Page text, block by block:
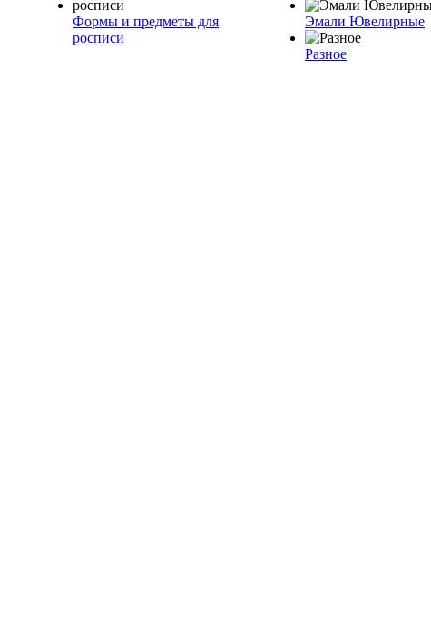
Формы и предметы для
росписи
Эмали Ювелирные
Разное